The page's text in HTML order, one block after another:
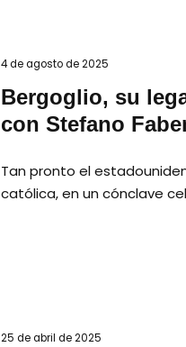
4 de agosto de 2025
Bergoglio, su
con Stefano
Tan pronto el
católica, en un cónclave
25 de abril de 2025